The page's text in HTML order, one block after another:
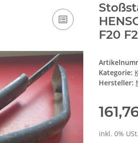
F20
Kategorie:
Hersteller:
inkl. 0%